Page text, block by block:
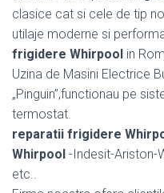
clasice cat si cele de tip
utilaje moderne si
frigidere Whirpool in
Uzina de Masini Electrice
„Pinguin”,functionau pe
termostat.
reparatii frigidere
Whirpool -Indesit-Ariston-
etc..